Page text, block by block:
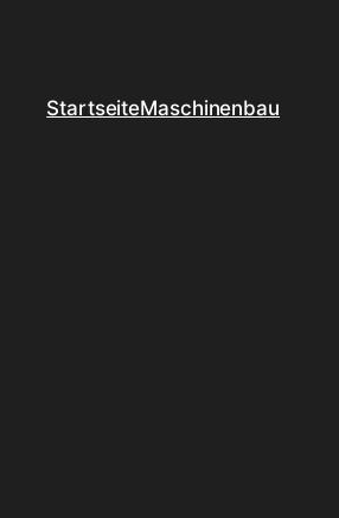
StartseiteMaschinenbau